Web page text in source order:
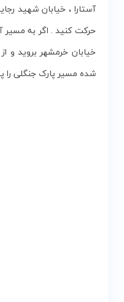
آستارا ، خیابان شهید
حرکت کنید . اگر به
خیابان خرمشهر بروید و
شده مسیر پارک جنگلی را